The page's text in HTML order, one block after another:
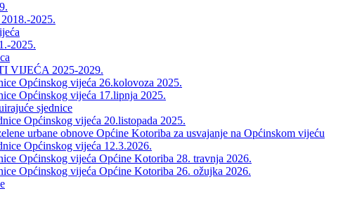
2025.
2025.
VIJEĆA 2025-2029.
Općinskog vijeća 26.kolovoza 2025.
Općinskog vijeća 17.lipnja 2025.
sjednice
Općinskog vijeća 20.listopada 2025.
urbane obnove Općine Kotoriba za usvajanje na Općinskom vijeću
Općinskog vijeća 12.3.2026.
Općinskog vijeća Općine Kotoriba 28. travnja 2026.
Općinskog vijeća Općine Kotoriba 26. ožujka 2026.